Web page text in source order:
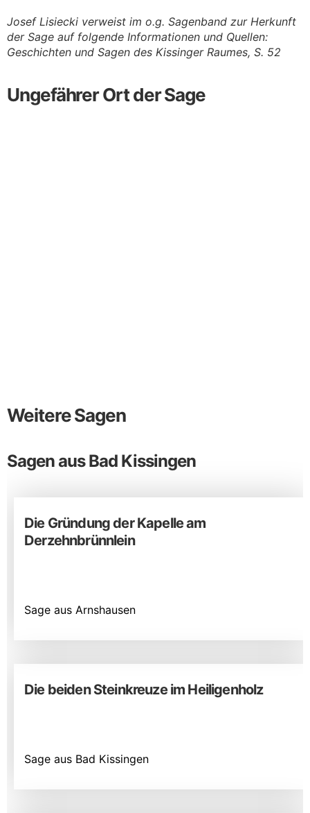
Josef Lisiecki verweist im o.g. Sagenband zur Herkunft
der Sage auf folgende Informationen und Quellen:
Geschichten und Sagen des Kissinger Raumes, S. 52
Ungefährer Ort der Sage
Weitere Sagen
Sagen aus Bad Kissingen
Die Gründung der Kapelle am
Derzehnbrünnlein
Sage aus Arnshausen
Die beiden Steinkreuze im Heiligenholz
Sage aus Bad Kissingen